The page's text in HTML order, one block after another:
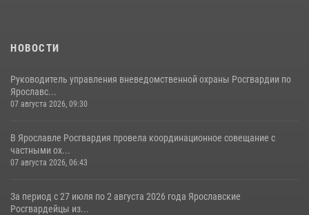
НОВОСТИ
Руководитель управления вневедомственной охраны Росгвардии по
Ярославс...
07 августа 2026, 09:30
В Ярославле Росгвардия провела координационное совещание с
частными ох...
07 августа 2026, 06:43
За период с 27 июля по 2 августа 2026 года Ярославские
Росгвардейцы из...